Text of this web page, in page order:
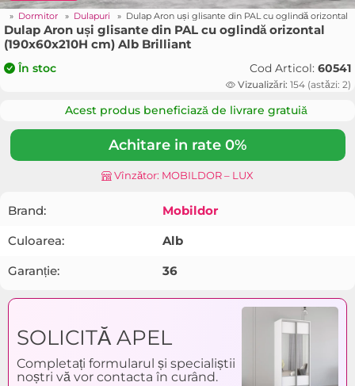
» Dormitor » Dulapuri » Dulap Aron uși glisante din PAL cu oglindă orizontal
Dulap Aron uși glisante din PAL cu oglindă orizontal
(190x60x210H cm) Alb Brilliant
În stoc Cod Articol: 60541
Vizualizări: 154 (astăzi: 2)
Acest produs beneficiază de livrare gratuiă
Achitare in rate 0%
Vînzător: MOBILDOR – LUX
Brand:
Mobildor
Culoarea:
Alb
Garanție:
36
SOLICITĂ APEL
Completați formularul și specialiștii
noștri vă vor contacta în curând.